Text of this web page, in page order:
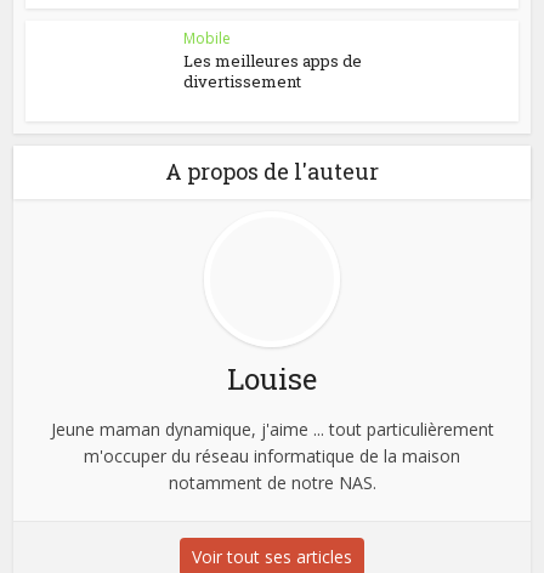
Mobile
Les meilleures apps de
divertissement
A propos de l'auteur
Louise
Jeune maman dynamique, j'aime ... tout particulièrement
m'occuper du réseau informatique de la maison
notamment de notre NAS.
Voir tout ses articles